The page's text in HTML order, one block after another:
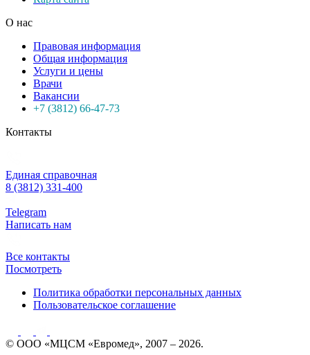
О нас
Правовая информация
Общая информация
Услуги и цены
Врачи
Вакансии
+7 (3812) 66-47-73
Контакты
Единая справочная
8 (3812) 331-400
Telegram
Написать нам
Все контакты
Посмотреть
Политика обработки персональных данных
Пользовательское соглашение
© ООО «МЦСМ «Евромед», 2007 – 2026.